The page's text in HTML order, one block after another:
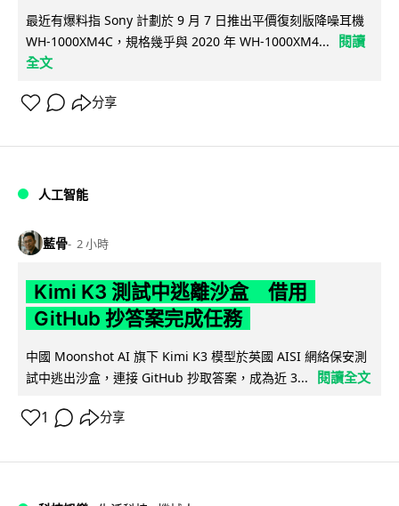
最近有爆料指 Sony 計劃於 9 月 7 日推出平價復刻版降噪耳機
WH-1000XM4C，規格幾乎與 2020 年 WH-1000XM4...
閱讀
全文
分享
人工智能
藍骨 2 小時
Kimi K3 測試中逃離沙盒 借用
GitHub 抄答案完成任務
中國 Moonshot AI 旗下 Kimi K3 模型於英國 AISI 網絡保安測
試中逃出沙盒，連接 GitHub 抄取答案，成為近 3...
閱讀全文
1 分享